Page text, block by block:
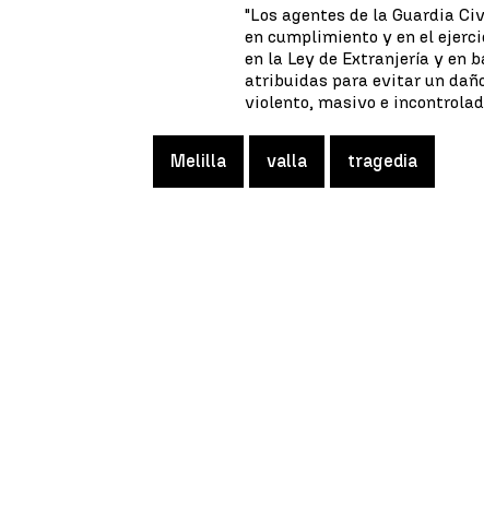
"Los agentes de la Guardia
en cumplimiento y en el
en la Ley de Extranjería y en
atribuidas para evitar un
violento, masivo e
Melilla valla tragedia